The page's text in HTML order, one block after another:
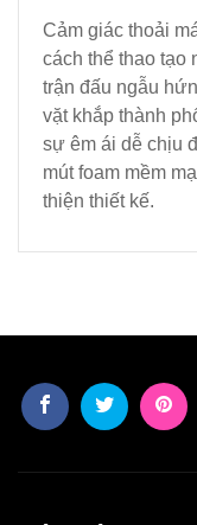
Cảm giác thoải
cách thể thao tạo
trận đấu ngẫu
vặt khắp thành
sự êm ái dễ chịu
mút foam mềm
thiện thiết kế.